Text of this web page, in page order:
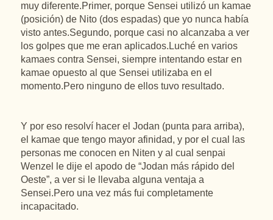
muy diferente.Primer, porque Sensei utilizó un kamae
(posición) de Nito (dos espadas) que yo nunca había
visto antes.Segundo, porque casi no alcanzaba a ver
los golpes que me eran aplicados.Luché en varios
kamaes contra Sensei, siempre intentando estar en
kamae opuesto al que Sensei utilizaba en el
momento.Pero ninguno de ellos tuvo resultado.
Y por eso resolví hacer el Jodan (punta para arriba),
el kamae que tengo mayor afinidad, y por el cual las
personas me conocen en Niten y al cual senpai
Wenzel le dije el apodo de “Jodan más rápido del
Oeste”, a ver si le llevaba alguna ventaja a
Sensei.Pero una vez más fui completamente
incapacitado.